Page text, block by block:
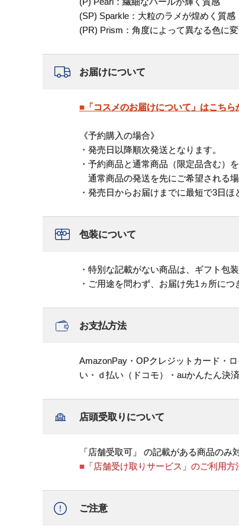
(SP) Sparkle：大粒のラメが煌めく質感
(PR) Prism：角度によって異なる色に
お届けについて
■「コスメのお届けについて」はこちら
《予約購入の場合》
・発売日以降順次発送となります。
・予約商品と通常商品（限定品含む）
通常商品の発送を先にご希望される
・発売日からお届けまでに最短で3日ほ
包装について
・特別な記載がない商品は、ギフト包
・ご用途を問わず、お届け先1ヵ所に
お支払方法
AmazonPay・OPクレジットカード・
い・ｄ払い（ドコモ）・auかんたん決
店頭受取りについて
「店舗受取可」 の記載がある商品のみ
■「店舗受け取りサービス」のご利用方
ご注意